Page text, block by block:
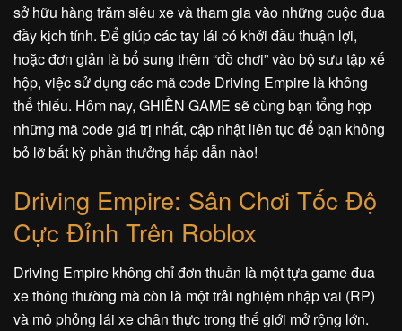
sở hữu hàng trăm siêu xe và tham gia vào những cuộc đua
đầy kịch tính. Để giúp các tay lái có khởi đầu thuận lợi,
hoặc đơn giản là bổ sung thêm “đồ chơi” vào bộ sưu tập xế
hộp, việc sử dụng các mã code Driving Empire là không
thể thiếu. Hôm nay, GHIỀN GAME sẽ cùng bạn tổng hợp
những mã code giá trị nhất, cập nhật liên tục để bạn không
bỏ lỡ bất kỳ phần thưởng hấp dẫn nào!
Driving Empire: Sân Chơi Tốc Độ
Cực Đỉnh Trên Roblox
Driving Empire không chỉ đơn thuần là một tựa game đua
xe thông thường mà còn là một trải nghiệm nhập vai (RP)
và mô phỏng lái xe chân thực trong thế giới mở rộng lớn.